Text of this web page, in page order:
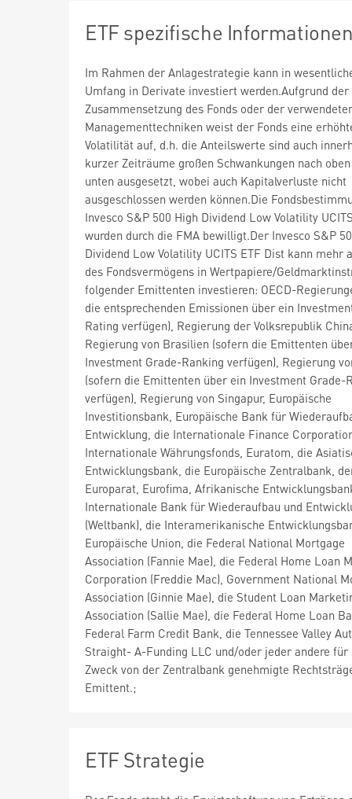
ETF spezifische
Im Rahmen der Anlagestrategie kann in
Umfang in Derivate investiert werden.Aufgrund der
Zusammensetzung des Fonds oder der
Managementtechniken weist der Fonds eine
Volatilität auf, d.h. die Anteilswerte sind auch
kurzer Zeiträume großen Schwankungen nach
unten ausgesetzt, wobei auch Kapitalverluste nicht
ausgeschlossen werden können.Die
Invesco S&P 500 High Dividend Low Volatility
wurden durch die FMA bewilligt.Der Invesco S&P
Dividend Low Volatility UCITS ETF Dist kann mehr
des Fondsvermögens in Wertpapiere/
folgender Emittenten investieren: OECD-
die entsprechenden Emissionen über ein
Rating verfügen), Regierung der Volksrepublik
Regierung von Brasilien (sofern die Emittenten
Investment Grade-Ranking verfügen), Regierung
(sofern die Emittenten über ein Investment Grade-
verfügen), Regierung von Singapur, Europäische
Investitionsbank, Europäische Bank für
Entwicklung, die Internationale Finance
Internationale Währungsfonds, Euratom, die
Entwicklungsbank, die Europäische Zentralbank,
Europarat, Eurofima, Afrikanische
Internationale Bank für Wiederaufbau und
(Weltbank), die Interamerikanische
Europäische Union, die Federal National Mortgage
Association (Fannie Mae), die Federal Home Loan
Corporation (Freddie Mac), Government National
Association (Ginnie Mae), die Student Loan
Association (Sallie Mae), die Federal Home Loan
Federal Farm Credit Bank, die Tennessee Valley
Straight- A-Funding LLC und/oder jeder andere für
Zweck von der Zentralbank genehmigte
Emittent.;
ETF Strategie